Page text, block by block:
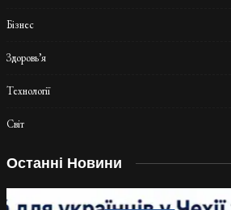
Бізнес
Здоровь’я
Технології
Світ
Останні Новини